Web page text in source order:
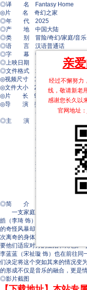
亲
经过不懈努力
线，敬请新老
感谢您长久以
官网地址：
◎译 名 Fantasy Home
◎片 名 奇幻之家
◎年 代 2025
◎产 地 中国大陆
◎类 别 冒险/奇幻/家庭/音乐
◎语 言 汉语普通话
◎字 幕 中文字幕
◎上映日期 2025-09-13(中国大
◎文件格式 x264 + ACC
◎视频尺寸 1920 x 1080
◎文件大小 2365 MB
◎片 长 97 Mins
◎导 演 姜大伟
姜小伟
◎主 演 赵文琪
李琦
斯琴高娃
颜勤
宋祉璇
来喜
张明明
孟繁淼
马国芯
吴一熳
◎简 介
一支家庭乐队，其中心是热爱
皓（李琦 饰）爷爷张宏民（颜勤
的奇怪风暴却改变了一切，在前
次离奇的身体互换。这场突如其
要他们适应对方的生活和角色。
李蓝蓝（宋祉璇 饰）也在前往同
们决定将这个突如其来的情况变
的形成不仅是音乐的融合，更是
◎影片截图